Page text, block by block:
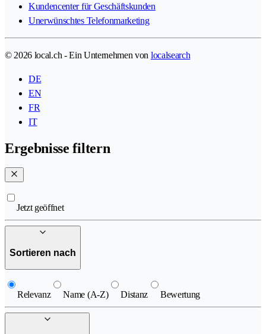
Kundencenter für Geschäftskunden
Unerwünschtes Telefonmarketing
© 2026 local.ch - Ein Unternehmen von localsearch
DE
EN
FR
IT
Ergebnisse filtern
Jetzt geöffnet
Sortieren nach
Relevanz Name (A-Z) Distanz Bewertung